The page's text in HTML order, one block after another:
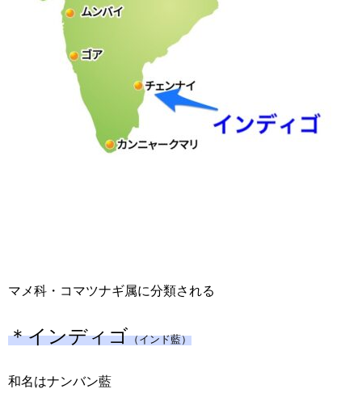
マメ科・コマツナギ属に分類される
＊インディゴ （インド藍）
和名はナンバン藍